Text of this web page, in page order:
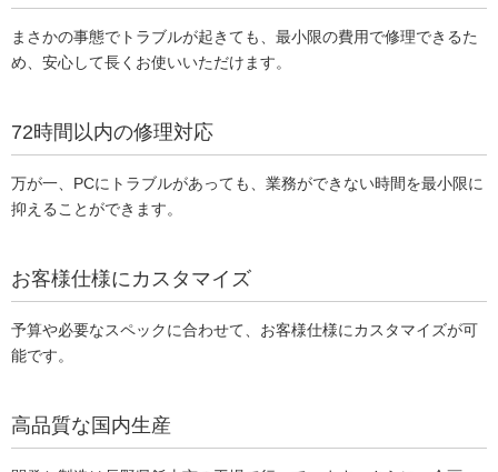
まさかの事態でトラブルが起きても、最小限の費用で修理できるた
め、安心して長くお使いいただけます。
72時間以内の修理対応
万が一、PCにトラブルがあっても、業務ができない時間を最小限に
抑えることができます。
お客様仕様にカスタマイズ
予算や必要なスペックに合わせて、お客様仕様にカスタマイズが可
能です。
高品質な国内生産